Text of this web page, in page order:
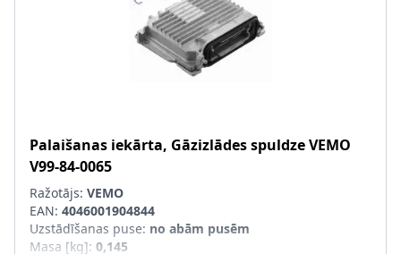
Palaišanas iekārta, Gāzizlādes spuldzeVEMO
V99-84-0065
Ražotājs: VEMO
EAN: 4046001904844
Uzstādīšanas puse: no abām pusēm
Masa [kg]: 0,145